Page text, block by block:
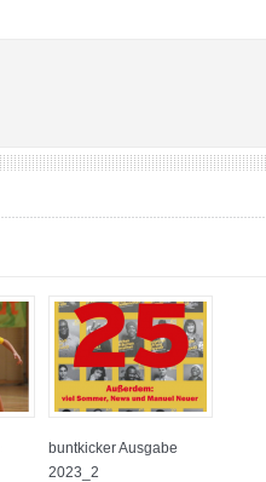
buntkicker Ausgabe
2023_2